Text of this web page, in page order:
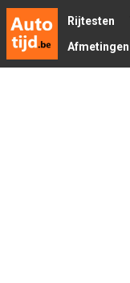
Rijtesten
Afmetingen